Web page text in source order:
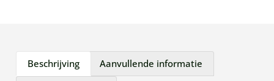
Beschrijving Aanvullende informatie